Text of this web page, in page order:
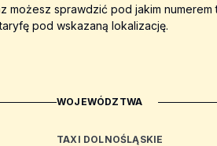
możesz sprawdzić pod jakim numerem
pod wskazaną lokalizację.
WOJEWÓDZTWA
TAXI DOLNOŚLĄSKIE